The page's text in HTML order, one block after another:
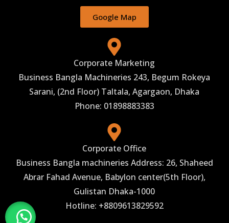
Google Map
Phone: 01898883383
Corporate Marketing
Business Bangla Machineries 243, Begum Rokeya
Sarani, (2nd Floor) Taltala, Agargaon, Dhaka
Corporate Office
Business Bangla machineries Address: 26, Shaheed
Abrar Fahad Avenue, Babylon center(5th Floor),
Gulistan Dhaka-1000
Hotline: +8809613829592